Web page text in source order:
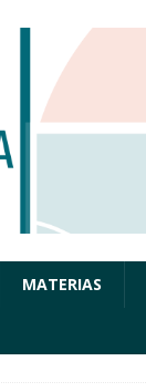
MATERIAS